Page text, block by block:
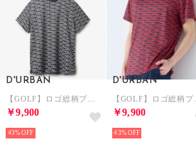
D'URBAN
￥9,900
43%
D'URBAN
￥9,900
43%